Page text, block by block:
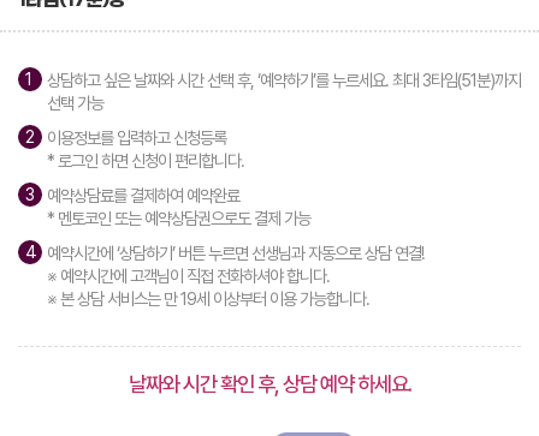
상담하고 싶은 날짜와 시간 선택 후, ‘예약하기’를 누르세요. 최대 3타임(51분)까지
선택 가능
이용정보를 입력하고 신청등록
* 로그인 하면 신청이 편리합니다.
예약상담료를 결제하여 예약완료
* 멘토코인 또는 예약상담권으로도 결제 가능
예약시간에 ‘상담하기’ 버튼 누르면 선생님과 자동으로 상담 연결!
※ 예약시간에 고객님이 직접 전화하셔야 합니다.
※ 본 상담 서비스는 만 19세 이상부터 이용 가능합니다.
날짜와 시간 확인 후, 상담 예약 하세요.